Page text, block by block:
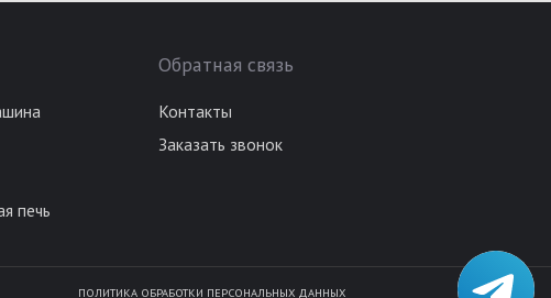
печь
Обратная связь
Контакты
Заказать звонок
ПОЛИТИКА ОБРАБОТКИ ПЕРСОНАЛЬНЫХ ДАННЫХ